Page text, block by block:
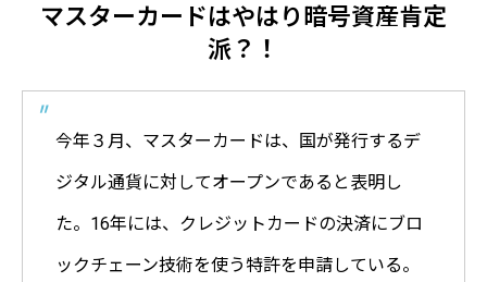
マスターカードはやはり暗号資産肯定
派？！
今年３月、マスターカードは、国が発行するデ
ジタル通貨に対してオープンであると表明し
た。16年には、クレジットカードの決済にブロ
ックチェーン技術を使う特許を申請している。